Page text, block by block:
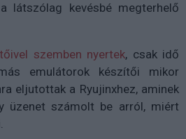
látszólag kevésbé megterhelő
szemben nyertek, csak idő
emulátorok készítői mikor
eljutottak a Ryujinxhez, aminek
üzenet számolt be arról, miért